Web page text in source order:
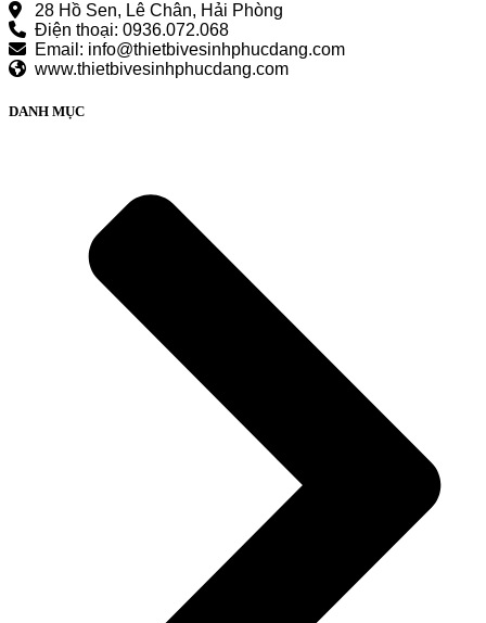
28 Hồ Sen, Lê Chân, Hải Phòng
Điện thoại: 0936.072.068
Email: info@thietbivesinhphucdang.com
www.thietbivesinhphucdang.com
DANH MỤC